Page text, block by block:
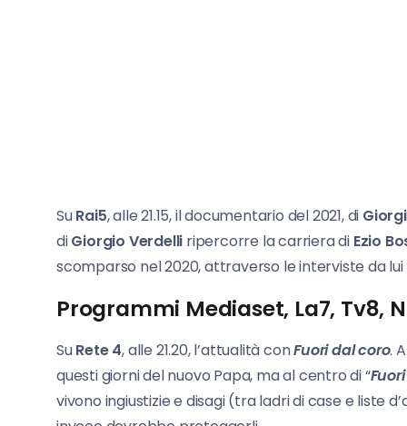
SuRai5, alle 21.15, il documentario del 2021, di
diGiorgio Verdelli ripercorre la carriera di Ezio
scomparso nel 2020, attraverso le interviste da
Programmi Mediaset, La7, Tv8,
SuRete 4, alle 21.20, l’attualità conFuori dal coro.
questi giorni del nuovo Papa, ma al centro di “
vivono ingiustizie e disagi (tra ladri di case e liste